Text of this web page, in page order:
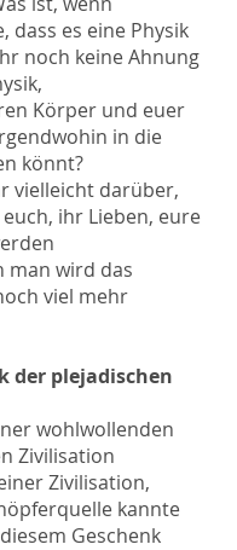
dass es eine Physik
noch keine Ahnung
Körper und euer
in die
könnt?
vielleicht darüber,
ihr Lieben, eure
man wird das
viel mehr
der plejadischen
wohlwollenden
Zivilisation
Zivilisation,
kannte
Geschenk